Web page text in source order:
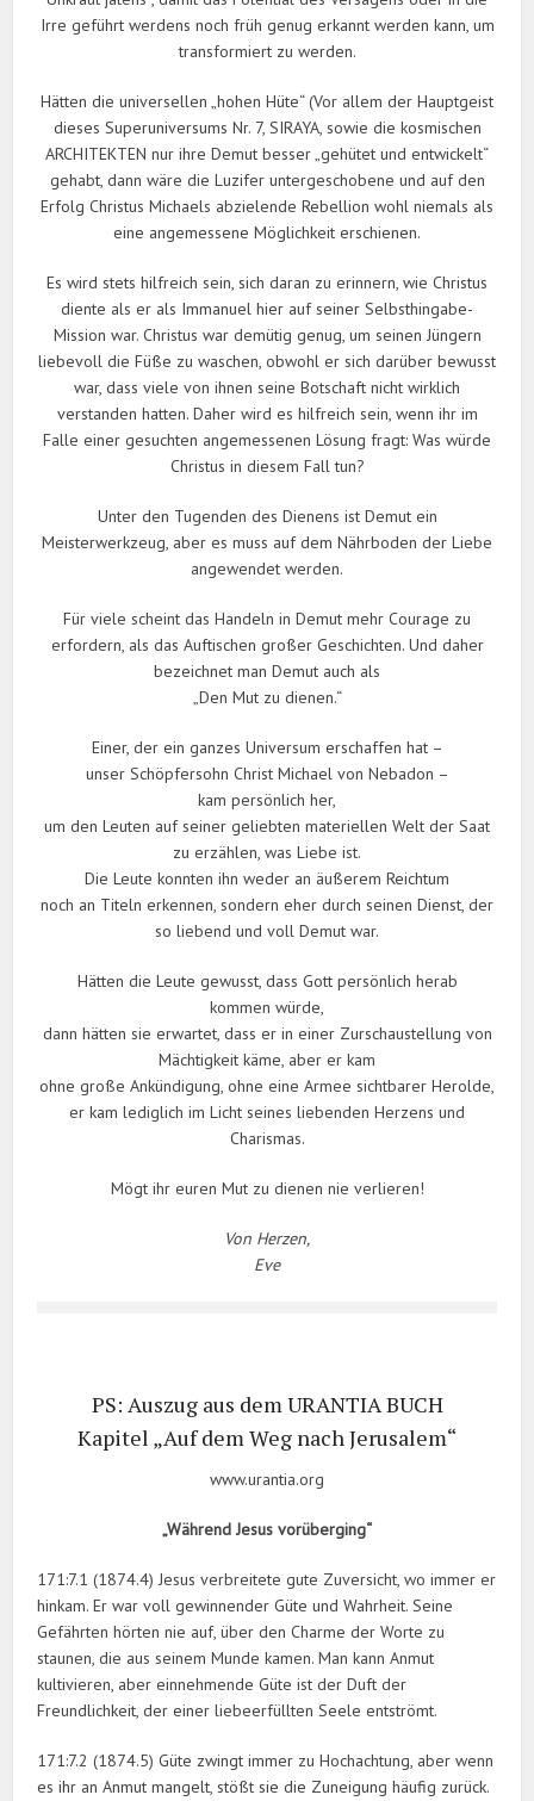
Irre geführt werdens noch früh genug erkannt werden kann, um
transformiert zu werden.
Hätten die universellen „hohen Hüte“ (Vor allem der Hauptgeist
dieses Superuniversums Nr. 7, SIRAYA, sowie die kosmischen
ARCHITEKTEN nur ihre Demut besser „gehütet und entwickelt“
gehabt, dann wäre die Luzifer untergeschobene und auf den
Erfolg Christus Michaels abzielende Rebellion wohl niemals als
eine angemessene Möglichkeit erschienen.
Es wird stets hilfreich sein, sich daran zu erinnern, wie Christus
diente als er als Immanuel hier auf seiner Selbsthingabe-
Mission war. Christus war demütig genug, um seinen Jüngern
liebevoll die Füße zu waschen, obwohl er sich darüber bewusst
war, dass viele von ihnen seine Botschaft nicht wirklich
verstanden hatten. Daher wird es hilfreich sein, wenn ihr im
Falle einer gesuchten angemessenen Lösung fragt: Was würde
Christus in diesem Fall tun?
Unter den Tugenden des Dienens ist Demut ein
Meisterwerkzeug, aber es muss auf dem Nährboden der Liebe
angewendet werden.
Für viele scheint das Handeln in Demut mehr Courage zu
erfordern, als das Auftischen großer Geschichten. Und daher
bezeichnet man Demut auch als
„Den Mut zu dienen.“
Einer, der ein ganzes Universum erschaffen hat –
unser Schöpfersohn Christ Michael von Nebadon –
kam persönlich her,
um den Leuten auf seiner geliebten materiellen Welt der Saat
zu erzählen, was Liebe ist.
Die Leute konnten ihn weder an äußerem Reichtum
noch an Titeln erkennen, sondern eher durch seinen Dienst, der
so liebend und voll Demut war.
Hätten die Leute gewusst, dass Gott persönlich herab
kommen würde,
dann hätten sie erwartet, dass er in einer Zurschaustellung von
Mächtigkeit käme, aber er kam
ohne große Ankündigung, ohne eine Armee sichtbarer Herolde,
er kam lediglich im Licht seines liebenden Herzens und
Charismas.
Mögt ihr euren Mut zu dienen nie verlieren!
Von Herzen,
Eve
PS: Auszug aus dem URANTIA BUCH
Kapitel „Auf dem Weg nach Jerusalem“
www.urantia.org
„Während Jesus vorüberging“
171:7.1 (1874.4) Jesus verbreitete gute Zuversicht, wo immer er
hinkam. Er war voll gewinnender Güte und Wahrheit. Seine
Gefährten hörten nie auf, über den Charme der Worte zu
staunen, die aus seinem Munde kamen. Man kann Anmut
kultivieren, aber einnehmende Güte ist der Duft der
Freundlichkeit, der einer liebeerfüllten Seele entströmt.
171:7.2 (1874.5) Güte zwingt immer zu Hochachtung, aber wenn
es ihr an Anmut mangelt, stößt sie die Zuneigung häufig zurück.